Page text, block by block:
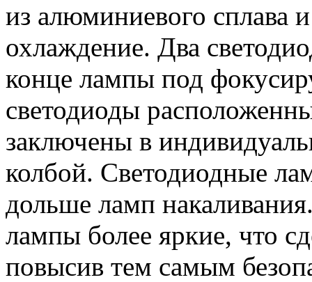
из алюминиевого сплава
охлаждение. Два
конце лампы под
светодиоды
заключены в
колбой. Светодиодные
дольше ламп
лампы более яркие, что
повысив тем самым